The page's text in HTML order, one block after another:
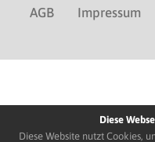
AGB
Impressum
Diese
Diese Website nutzt Cookies,